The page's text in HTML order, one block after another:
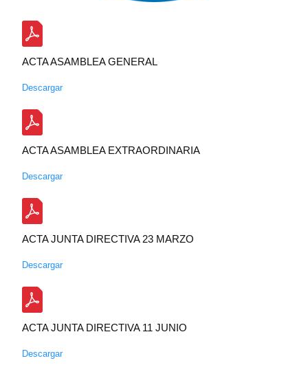
ACTA ASAMBLEA GENERAL
Descargar
ACTA ASAMBLEA EXTRAORDINARIA
Descargar
ACTA JUNTA DIRECTIVA 23 MARZO
Descargar
ACTA JUNTA DIRECTIVA 11 JUNIO
Descargar